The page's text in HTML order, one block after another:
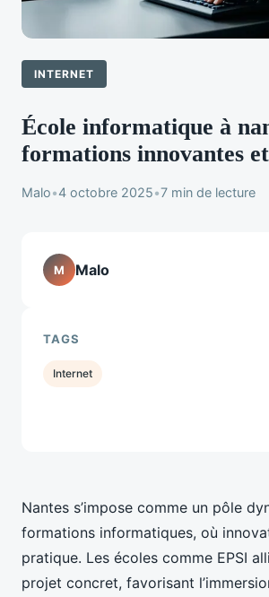
INTERNET
École informatique à
formations innovantes
Malo•4 octobre 2025•7 min de lecture
Nantes s’impose comme un pôle
formations informatiques, où
pratique. Les écoles comme EPSI
projet concret, favorisant
M Malo
TAGS
Internet